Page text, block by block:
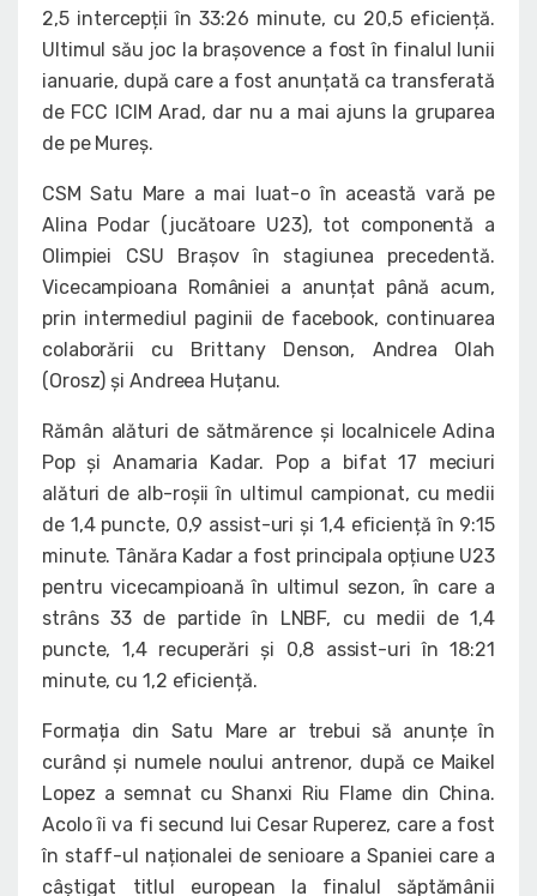
2,5 intercepții în 33:26 minute, cu 20,5 eficiență.
Ultimul său joc la brașovence a fost în finalul lunii
ianuarie, după care a fost anunțată ca transferată
de FCC ICIM Arad, dar nu a mai ajuns la gruparea
de pe Mureș.
CSM Satu Mare a mai luat-o în această vară pe
Alina Podar (jucătoare U23), tot componentă a
Olimpiei CSU Brașov în stagiunea precedentă.
Vicecampioana României a anunțat până acum,
prin intermediul paginii de facebook, continuarea
colaborării cu Brittany Denson, Andrea Olah
(Orosz) și Andreea Huțanu.
Rămân alături de sătmărence și localnicele Adina
Pop și Anamaria Kadar. Pop a bifat 17 meciuri
alături de alb-roșii în ultimul campionat, cu medii
de 1,4 puncte, 0,9 assist-uri și 1,4 eficiență în 9:15
minute. Tânăra Kadar a fost principala opțiune U23
pentru vicecampioană în ultimul sezon, în care a
strâns 33 de partide în LNBF, cu medii de 1,4
puncte, 1,4 recuperări și 0,8 assist-uri în 18:21
minute, cu 1,2 eficiență.
Formația din Satu Mare ar trebui să anunțe în
curând și numele noului antrenor, după ce Maikel
Lopez a semnat cu Shanxi Riu Flame din China.
Acolo îi va fi secund lui Cesar Ruperez, care a fost
în staff-ul naționalei de senioare a Spaniei care a
câștigat titlul european la finalul săptămânii